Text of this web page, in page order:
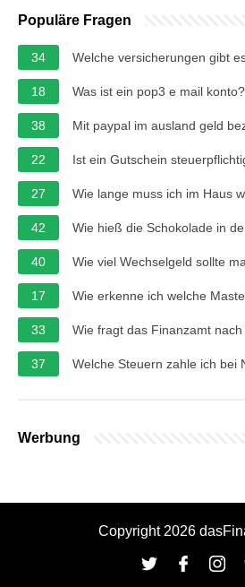
Populäre Fragen
34 Welche versicherungen gibt
18 Was ist ein pop3 e mail konto?
38 Mit paypal im ausland geld
22 Ist ein Gutschein
27 Wie lange muss ich im Haus
42 Wie hieß die Schokolade in
40 Wie viel Wechselgeld sollte
17 Wie erkenne ich welche
33 Wie fragt das Finanzamt
37 Welche Steuern zahle ich bei
Werbung
Copyright 2026